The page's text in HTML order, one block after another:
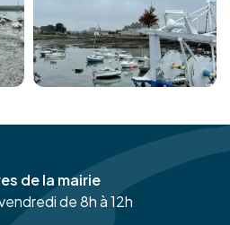
de la mairie
de 8h à 12h